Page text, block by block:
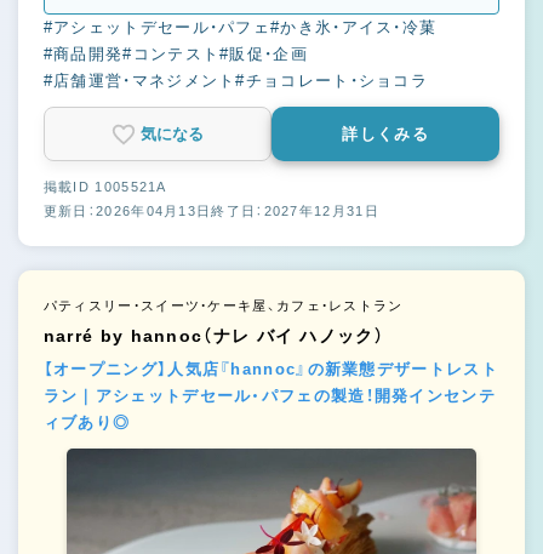
#アシェットデセール・パフェ#かき氷・アイス・冷菓
#商品開発#コンテスト#販促・企画
#店舗運営・マネジメント#チョコレート・ショコラ
気になる 詳しくみる
掲載ID 1005521A
更新日：2026年04月13日終了日：2027年12月31日
パティスリー・スイーツ・ケーキ屋、カフェ・レストラン
narré by hannoc（ナレ バイ ハノック）
【オープニング】人気店『hannoc』の新業態デザートレスト
ラン｜アシェットデセール・パフェの製造！開発インセンテ
ィブあり◎